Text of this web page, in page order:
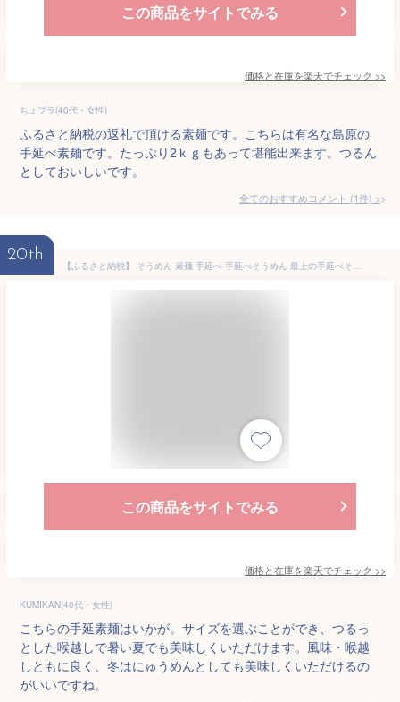
この商品をサイトでみる
価格と在庫を楽天でチェック >>
ちょプラ(40代・女性)
ふるさと納税の返礼で頂ける素麺です。こちらは有名な島原の
手延べ素麺です。たっぷり2ｋｇもあって堪能出来ます。つるん
としておいしいです。
全てのおすすめコメント (1件) >
20th
【ふるさと納税】 そうめん 素麺 手延べ 手延べそうめん 最上の手延べそうめん 1kg 3kg 4kg 5kg 9kg 最上手延素麺 《30日以内に発送予定(土日祝除く)》 岡山県 浅口市 送料無料 ソウメン 麺 手のべ てのべ にゅうめん
この商品をサイトでみる
価格と在庫を楽天でチェック >>
KUMIKAN(40代・女性)
こちらの手延素麺はいかが。サイズを選ぶことができ、つるっ
とした喉越しで暑い夏でも美味しくいただけます。風味・喉越
しともに良く、冬はにゅうめんとしても美味しくいただけるの
がいいですね。